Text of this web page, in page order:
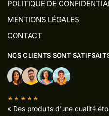
POLITIQUE DE
MENTIONS LÉGALES
CONTACT
NOS CLIENTS SONT
★★★★★
« Des produits d’une qualité